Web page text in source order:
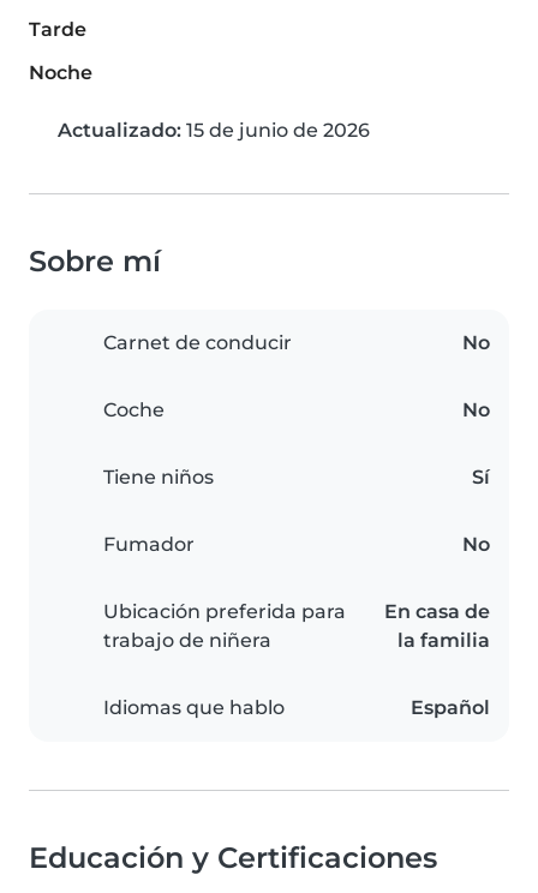
Tarde
Noche
Actualizado: 15 de junio de 2026
Sobre mí
Carnet de conducir No
Coche No
Tiene niños Sí
Fumador No
Ubicación preferida para
trabajo de niñera
En casa de
la familia
Idiomas que hablo Español
Educación y Certificaciones